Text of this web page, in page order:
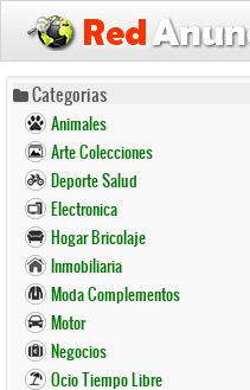
Pasar
contenido
principal
Categorias
Animales
Arte Colecciones
Deporte Salud
Electronica
Hogar Bricolaje
Inmobiliaria
Moda Complementos
Motor
Negocios
Ocio Tiempo Libre